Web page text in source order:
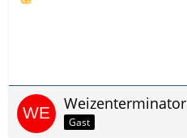
Weizenterminator
Gast